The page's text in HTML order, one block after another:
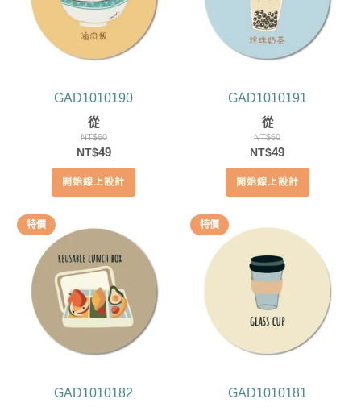
GAD1010190
從
NT$60
原
始
價
格：
NT$49目
前
價
格：
開始線上設計
GAD1010191
從
NT$60
原
始
價
格：
NT$49目
前
價
格：
開始線上設計
特價
GAD1010182
特價
GAD1010181